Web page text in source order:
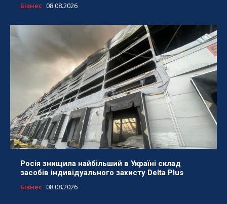
Бізнес 08.08.2026
Росія знищила найбільший в Україні склад
засобів індивідуального захисту Delta Plus
Бізнес 08.08.2026